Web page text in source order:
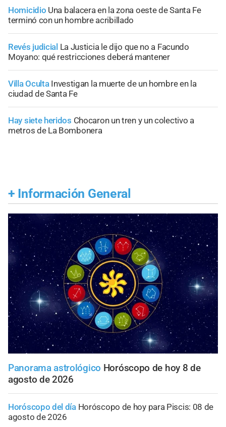
Homicidio Una balacera en la zona oeste de Santa Fe
terminó con un hombre acribillado
Revés judicial La Justicia le dijo que no a Facundo
Moyano: qué restricciones deberá mantener
Villa Oculta Investigan la muerte de un hombre en la
ciudad de Santa Fe
Hay siete heridos Chocaron un tren y un colectivo a
metros de La Bombonera
+ Información General
Panorama astrológico Horóscopo de hoy 8 de
agosto de 2026
Horóscopo del día Horóscopo de hoy para Piscis: 08 de
agosto de 2026